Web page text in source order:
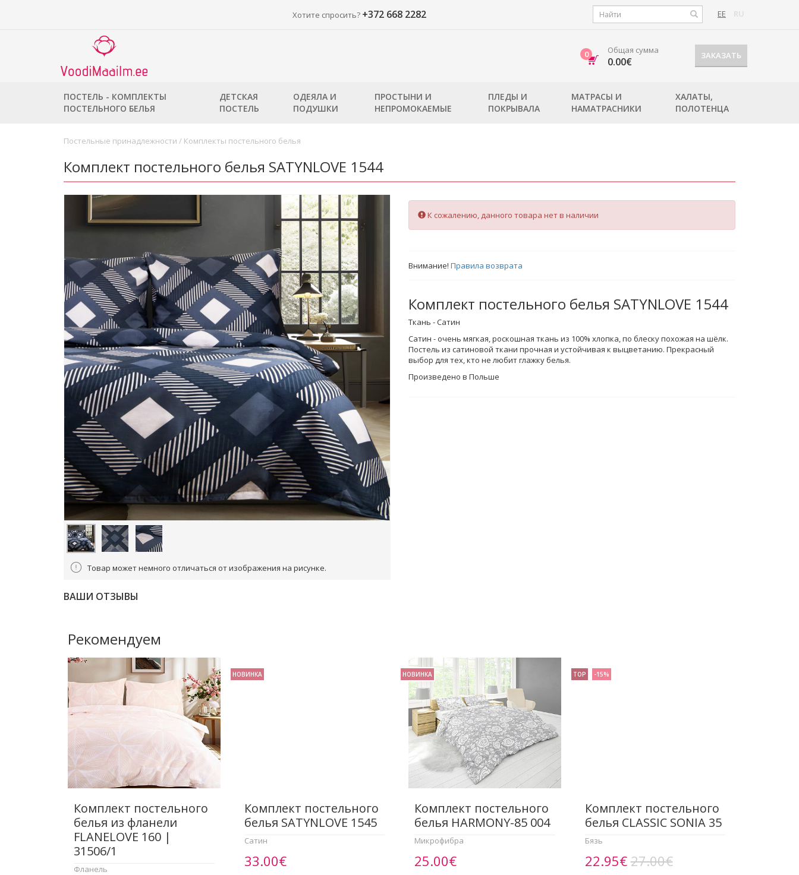
Хотите спросить? +372 668 2282 EE RU
0 Общая сумма
0.00€ ЗАКАЗАТЬ
ПОСТЕЛЬ - КОМПЛЕКТЫ
ПОСТЕЛЬНОГО БЕЛЬЯ
ДЕТСКАЯ
ПОСТЕЛЬ
ОДЕЯЛА И
ПОДУШКИ
ПРОСТЫНИ И
НЕПРОМОКАЕМЫЕ
ПЛЕДЫ И
ПОКРЫВАЛА
МАТРАСЫ И
НАМАТРАСНИКИ
ХАЛАТЫ,
ПОЛОТЕНЦА
Постельные принадлежности / Комплекты постельного белья
Комплект постельного белья SATYNLOVE 1544
Товар может немного отличаться от изображения на рисунке.
ВАШИ ОТЗЫВЫ
К сожалению, данного товара нет в наличии
Внимание! Правила возврата
Комплект постельного белья SATYNLOVE 1544
Ткань - Сатин
Сатин - очень мягкая, роскошная ткань из 100% хлопка, по блеску похожая на шёлк.
Постель из сатиновой ткани прочная и устойчивая к выцветанию. Прекрасный
выбор для тех, кто не любит глажку белья.
Произведено в Польше
Рекомендуем
Комплект постельного
белья из фланели
FLANELOVE 160 |
31506/1
Фланель
НОВИНКА
Комплект постельного
белья SATYNLOVE 1545
Сатин
33.00€
НОВИНКА
Комплект постельного
белья HARMONY-85 004
Микрофибра
25.00€
TOP -15%
Комплект постельного
белья CLASSIC SONIA 35
Бязь
22.95€27.00€